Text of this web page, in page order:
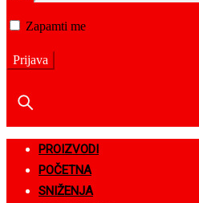
Zapamti me
PROIZVODI
POČETNA
SNIŽENJA